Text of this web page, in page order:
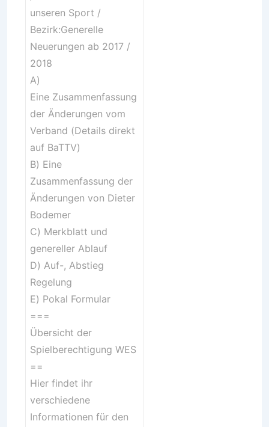
unseren Sport /
Bezirk:Generelle
Neuerungen ab 2017 /
2018
A)
Eine Zusammenfassung
der Änderungen vom
Verband (Details direkt
auf BaTTV)
B) Eine
Zusammenfassung der
Änderungen von Dieter
Bodemer
C) Merkblatt und
genereller Ablauf
D) Auf-, Abstieg
Regelung
E) Pokal Formular
===
Übersicht der
Spielberechtigung WES
==
Hier findet ihr
verschiedene
Informationen für den